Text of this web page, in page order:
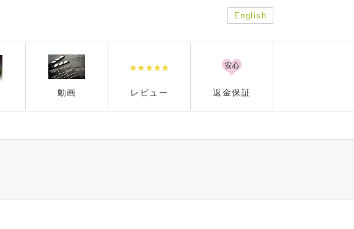
English
動画 レビュー 返金保証